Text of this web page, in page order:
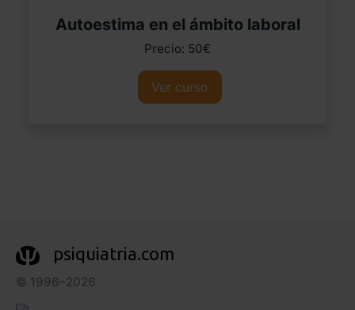
Autoestima en el ámbito laboral
Precio: 50€
Ver curso
psiquiatria.com
© 1996–2026